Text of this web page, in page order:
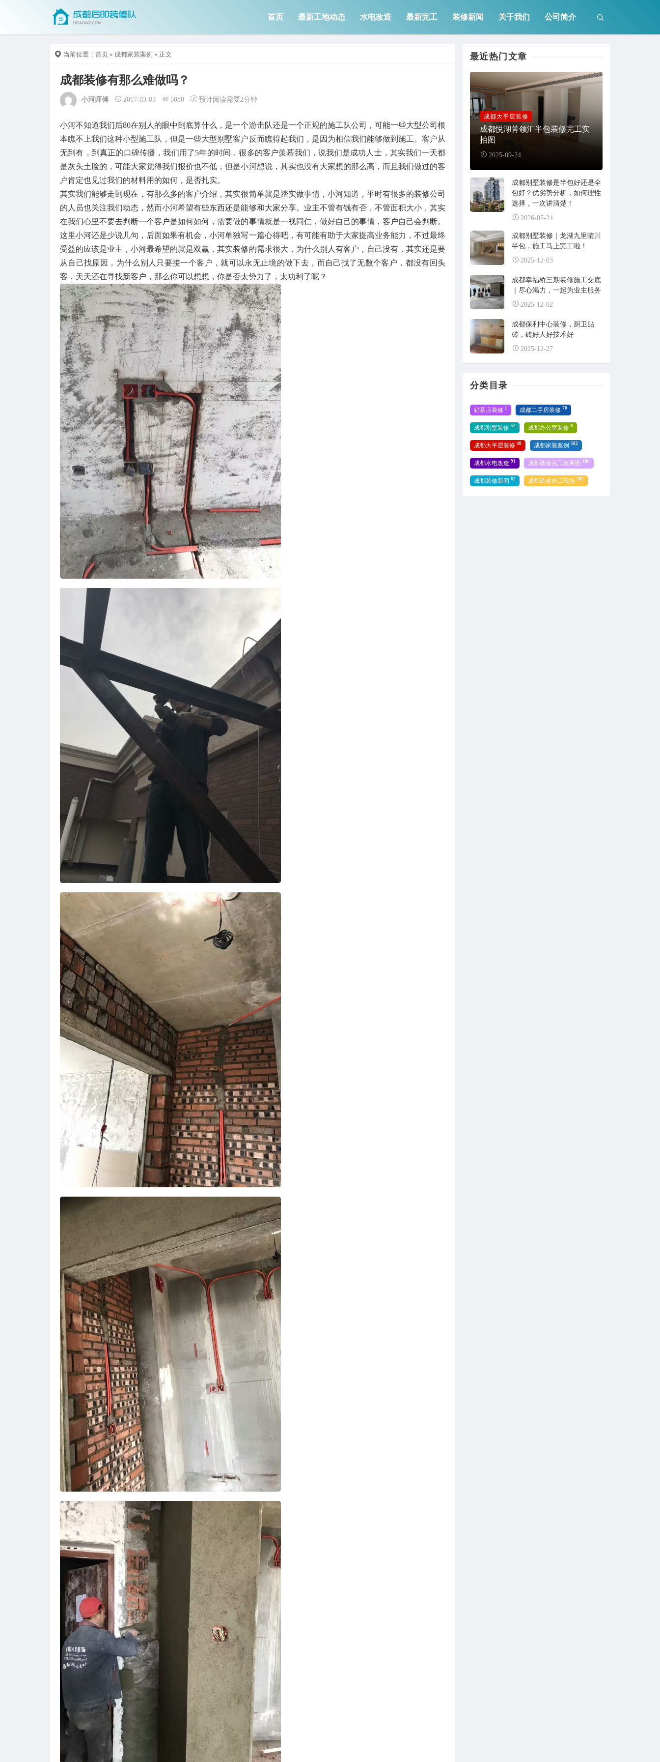
首页 最新工地动态 水电改造 最新完工 装修新闻 关于我们 公司简介
当前位置： 首页 » 成都家装案例 » 正文
成都装修有那么难做吗？
小河师傅 2017-03-03 5088 预计阅读需要2分钟
小河不知道我们后80在别人的眼中到底算什么，是一个游击队还是一个正规的施工队公司，可能一些大型公司根
本瞧不上我们这种小型施工队，但是一些大型别墅客户反而瞧得起我们，是因为相信我们能够做到施工。客户从
无到有，到真正的口碑传播，我们用了5年的时间，很多的客户羡慕我们，说我们是成功人士，其实我们一天都
是灰头土脸的，可能大家觉得我们报价也不低，但是小河想说，其实也没有大家想的那么高，而且我们做过的客
户肯定也见过我们的材料用的如何，是否扎实。
其实我们能够走到现在，有那么多的客户介绍，其实很简单就是踏实做事情，小河知道，平时有很多的装修公司
的人员也关注我们动态，然而小河希望有些东西还是能够和大家分享。业主不管有钱有否，不管面积大小，其实
在我们心里不要去判断一个客户是如何如何，需要做的事情就是一视同仁，做好自己的事情，客户自己会判断。
这里小河还是少说几句，后面如果有机会，小河单独写一篇心得吧，有可能有助于大家提高业务能力，不过最终
受益的应该是业主，小河最希望的就是双赢，其实装修的需求很大，为什么别人有客户，自己没有，其实还是要
从自己找原因，为什么别人只要接一个客户，就可以永无止境的做下去，而自己找了无数个客户，都没有回头
客，天天还在寻找新客户，那么你可以想想，你是否太势力了，太功利了呢？
最近热门文章
成都大平层装修
成都悦湖菁领汇半包装修完工实
拍图
2025-09-24
成都别墅装修是半包好还是全
包好？优劣势分析，如何理性
选择，一次讲清楚！
2026-05-24
成都别墅装修｜龙湖九里晴川
半包，施工马上完工啦！
2025-12-03
成都幸福桥三期装修施工交底
｜尽心竭力，一起为业主服务
2025-12-02
成都保利中心装修，厨卫贴
砖，砖好人好技术好
2025-12-27
分类目录
奶茶店装修 1 成都二手房装修 70
成都别墅装修 52 成都办公室装修 8
成都大平层装修 40 成都家装案例 502
成都水电改造 91 成都装修完工效果图 180
成都装修新闻 82 成都装修施工现场 283